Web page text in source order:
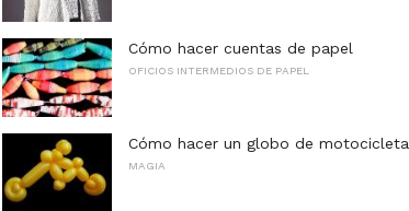
Cómo hacer cuentas de papel
OFICIOS INTERMEDIOS DE PAPEL
Cómo hacer un globo de motocicleta
MAGIA